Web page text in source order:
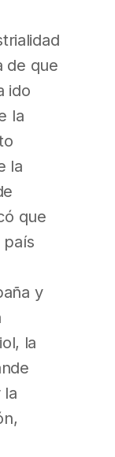
de que
ido
la
la
que
y
la
la